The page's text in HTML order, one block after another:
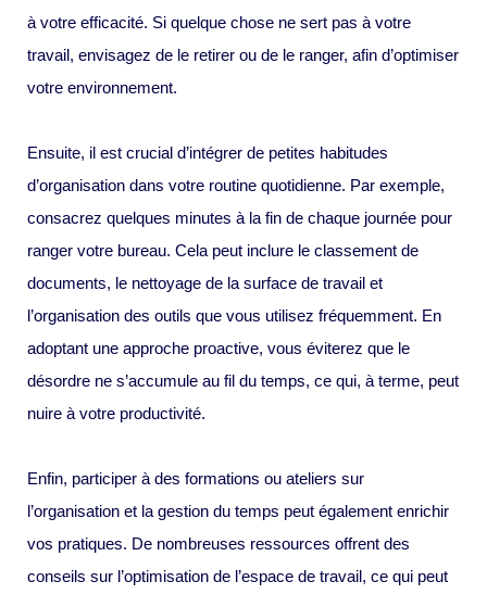
à votre efficacité. Si quelque chose ne sert pas à votre
travail, envisagez de le retirer ou de le ranger, afin d’optimiser
votre environnement.
Ensuite, il est crucial d’intégrer de petites habitudes
d’organisation dans votre routine quotidienne. Par exemple,
consacrez quelques minutes à la fin de chaque journée pour
ranger votre bureau. Cela peut inclure le classement de
documents, le nettoyage de la surface de travail et
l’organisation des outils que vous utilisez fréquemment. En
adoptant une approche proactive, vous éviterez que le
désordre ne s’accumule au fil du temps, ce qui, à terme, peut
nuire à votre productivité.
Enfin, participer à des formations ou ateliers sur
l’organisation et la gestion du temps peut également enrichir
vos pratiques. De nombreuses ressources offrent des
conseils sur l’optimisation de l’espace de travail, ce qui peut